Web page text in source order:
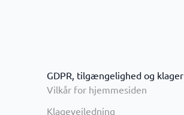
GDPR, tilgængelighed og klager
Vilkår for hjemmesiden
Klagevejledning